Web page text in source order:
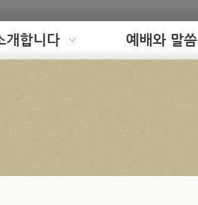
개합니다 예배와 말씀